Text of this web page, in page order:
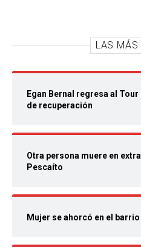
LAS MÁS
Egan Bernal regresa al
de recuperación
Otra persona muere en
Pescaíto
Mujer se ahorcó en el